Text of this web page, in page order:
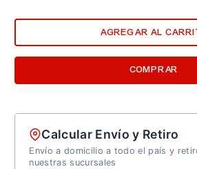
AGREGAR AL
COMPRAR
Calcular Envío y Retiro
Envío a domicilio a todo el país y
nuestras sucursales